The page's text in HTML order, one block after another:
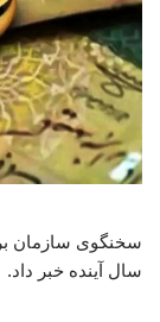
سخنگوی سازمان
سال آینده خبر داد.